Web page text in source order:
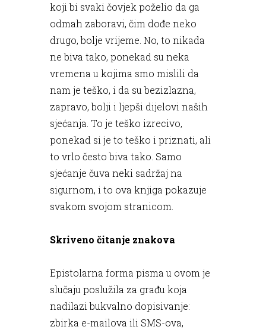
koji bi svaki čovjek poželio da ga
odmah zaboravi, čim dođe neko
drugo, bolje vrijeme. No, to nikada
ne biva tako, ponekad su neka
vremena u kojima smo mislili da
nam je teško, i da su bezizlazna,
zapravo, bolji i ljepši dijelovi naših
sjećanja. To je teško izrecivo,
ponekad si je to teško i priznati, ali
to vrlo često biva tako. Samo
sjećanje čuva neki sadržaj na
sigurnom, i to ova knjiga pokazuje
svakom svojom stranicom.
Skriveno čitanje znakova
Epistolarna forma pisma u ovom je
slučaju poslužila za građu koja
nadilazi bukvalno dopisivanje:
zbirka e-mailova ili SMS-ova,